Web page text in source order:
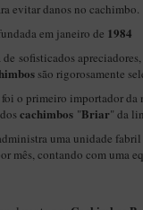
evitar danos no cachimbo.
em janeiro de 1984
de sofisticados
são rigorosamente
foi o primeiro importador da
cachimbos "Briar" da
uma unidade
mês, contando com uma